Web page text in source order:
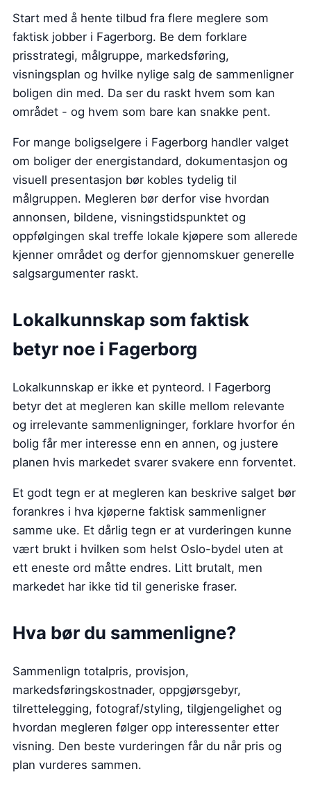
Start med å hente tilbud fra flere meglere som
faktisk jobber i Fagerborg. Be dem forklare
prisstrategi, målgruppe, markedsføring,
visningsplan og hvilke nylige salg de sammenligner
boligen din med. Da ser du raskt hvem som kan
området - og hvem som bare kan snakke pent.
For mange boligselgere i Fagerborg handler valget
om boliger der energistandard, dokumentasjon og
visuell presentasjon bør kobles tydelig til
målgruppen. Megleren bør derfor vise hvordan
annonsen, bildene, visningstidspunktet og
oppfølgingen skal treffe lokale kjøpere som allerede
kjenner området og derfor gjennomskuer generelle
salgsargumenter raskt.
Lokalkunnskap som faktisk
betyr noe i Fagerborg
Lokalkunnskap er ikke et pynteord. I Fagerborg
betyr det at megleren kan skille mellom relevante
og irrelevante sammenligninger, forklare hvorfor én
bolig får mer interesse enn en annen, og justere
planen hvis markedet svarer svakere enn forventet.
Et godt tegn er at megleren kan beskrive salget bør
forankres i hva kjøperne faktisk sammenligner
samme uke. Et dårlig tegn er at vurderingen kunne
vært brukt i hvilken som helst Oslo-bydel uten at
ett eneste ord måtte endres. Litt brutalt, men
markedet har ikke tid til generiske fraser.
Hva bør du sammenligne?
Sammenlign totalpris, provisjon,
markedsføringskostnader, oppgjørsgebyr,
tilrettelegging, fotograf/styling, tilgjengelighet og
hvordan megleren følger opp interessenter etter
visning. Den beste vurderingen får du når pris og
plan vurderes sammen.